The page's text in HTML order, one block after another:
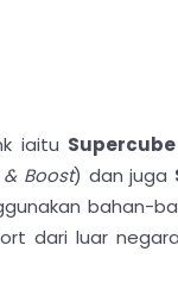
iaitu
Boost) dan juga
bahan-
dari luar